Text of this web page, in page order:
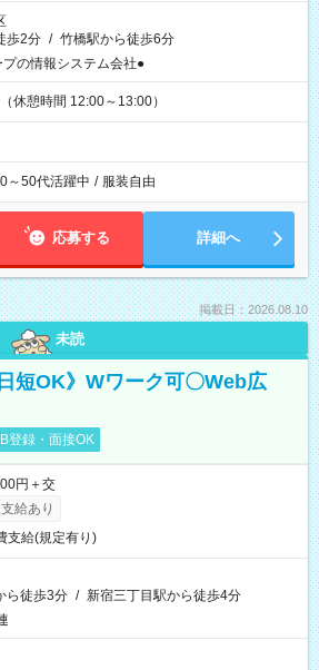
歩2分 / 竹橋駅から徒歩6分
プの情報システム会社●
休憩時間 12:00～13:00）
～50代活躍中 / 服装自由
応募する 詳細へ
掲載日：2026.08.10
未読
短OK》Wワーク可〇Web広
登録・面接OK
円＋交
給あり
支給(規定有り)
ら徒歩3分 / 新宿三丁目駅から徒歩4分